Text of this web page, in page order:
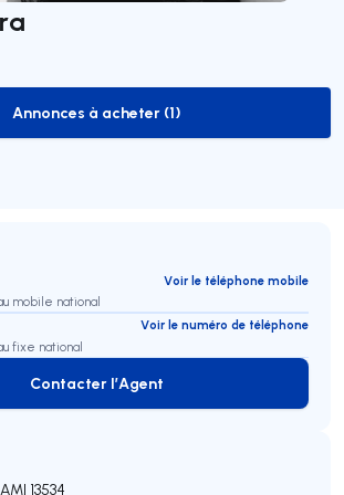
to-buy-listing
Annonces à acheter (1)
Voir le téléphone mobile
mobile national
Voir le numéro de téléphone
fixe national
Contacter l’Agent
Contacter l’Agent
AMI 13534